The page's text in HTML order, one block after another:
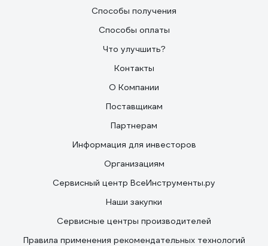
Способы получения
Способы оплаты
Что улучшить?
Контакты
О Компании
Поставщикам
Партнерам
Информация для инвесторов
Организациям
Сервисный центр ВсеИнструменты.ру
Наши закупки
Сервисные центры производителей
Правила применения рекомендательных технологий